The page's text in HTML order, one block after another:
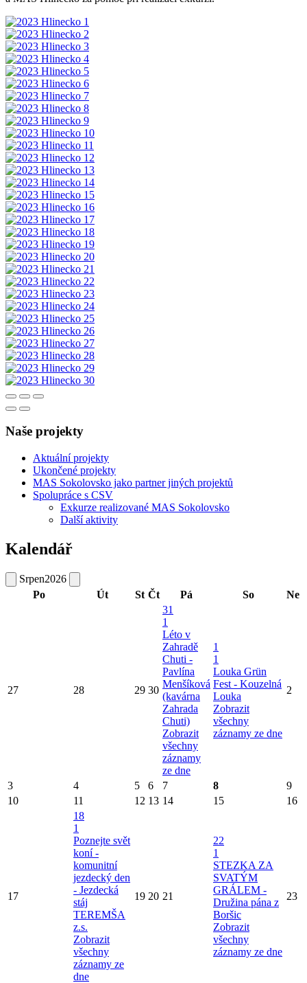
Naše projekty
Aktuální projekty
Ukončené projekty
MAS Sokolovsko jako partner jiných projektů
Spolupráce s CSV
Exkurze realizované MAS Sokolovsko
Další aktivity
Kalendář
Srpen2026
Po
Út St Čt Pá So Ne
27 28 29 30
31
1
Léto v
Zahradě
Chuti -
Pavlína
Menšíková
(kavárna
Zahrada
Chuti)
Zobrazit
všechny
záznamy
ze dne
1
1
Louka Grün
Fest - Kouzelná
Louka
Zobrazit
všechny
záznamy ze dne
2
3 4 5 6 7 8
9
10
11 12 13 14 15 16
17
18
1
Poznejte svět
koní -
komunitní
jezdecký den
- Jezdecká
stáj
TEREMŠA
z.s.
Zobrazit
všechny
záznamy ze
dne
19 20 21
22
1
STEZKA ZA
SVATÝM
GRÁLEM -
Družina pána z
Boršic
Zobrazit
všechny
záznamy ze dne
23